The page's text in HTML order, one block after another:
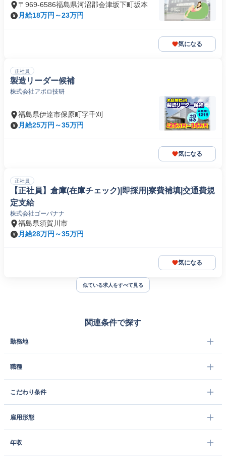
〒969-6586福島県河沼郡会津坂下町坂本
月給18万円～23万円
気になる
正社員
製造リーダー候補
株式会社アポロ技研
福島県伊達市保原町字千刈
月給25万円～35万円
気になる
正社員
【正社員】倉庫(在庫チェック)|即採用|寮費補填|交通費規
定支給
株式会社ゴーバナナ
福島県須賀川市
月給28万円～35万円
気になる
似ている求人をすべて見る
関連条件で探す
勤務地
職種
こだわり条件
雇用形態
年収